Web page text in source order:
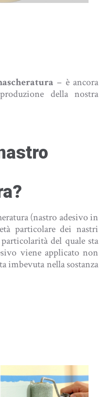
– è ancora
della nostra
(nastro adesivo in
particolare dei nastri
del quale sta
viene applicato non
imbevuta nella sostanza